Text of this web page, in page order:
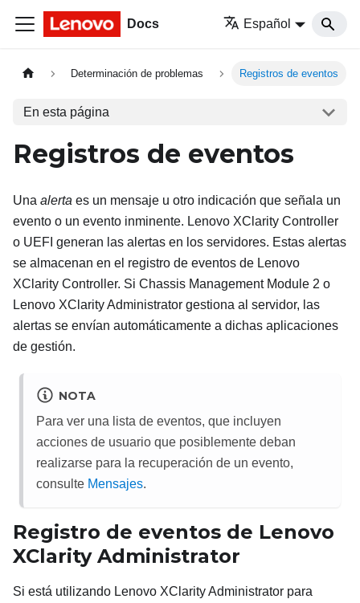
Docs Español
Determinación de problemas Registros de eventos
En esta página
Registros de eventos
Una alerta es un mensaje u otro indicación que señala un
evento o un evento inminente. Lenovo XClarity Controller
o UEFI generan las alertas en los servidores. Estas alertas
se almacenan en el registro de eventos de Lenovo
XClarity Controller. Si Chassis Management Module 2 o
Lenovo XClarity Administrator gestiona al servidor, las
alertas se envían automáticamente a dichas aplicaciones
de gestión.
NOTA
Para ver una lista de eventos, que incluyen
acciones de usuario que posiblemente deban
realizarse para la recuperación de un evento,
consulte Mensajes.
Registro de eventos de Lenovo
XClarity Administrator
Si está utilizando Lenovo XClarity Administrator para